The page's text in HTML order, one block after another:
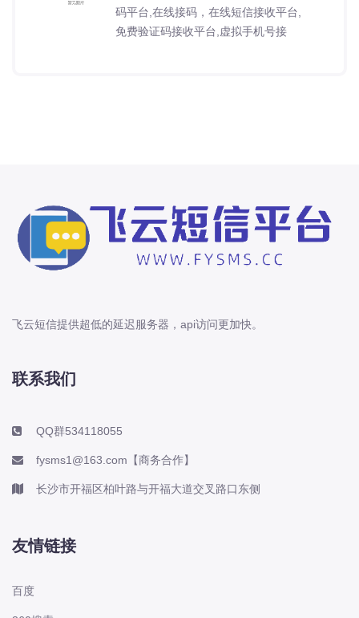
码平台,在线接码，在线短信接收平台,
免费验证码接收平台,虚拟手机号接
飞云短信提供超低的延迟服务器，api访问更加快。
联系我们
QQ群534118055
fysms1@163.com【商务合作】
长沙市开福区柏叶路与开福大道交叉路口东侧
友情链接
百度